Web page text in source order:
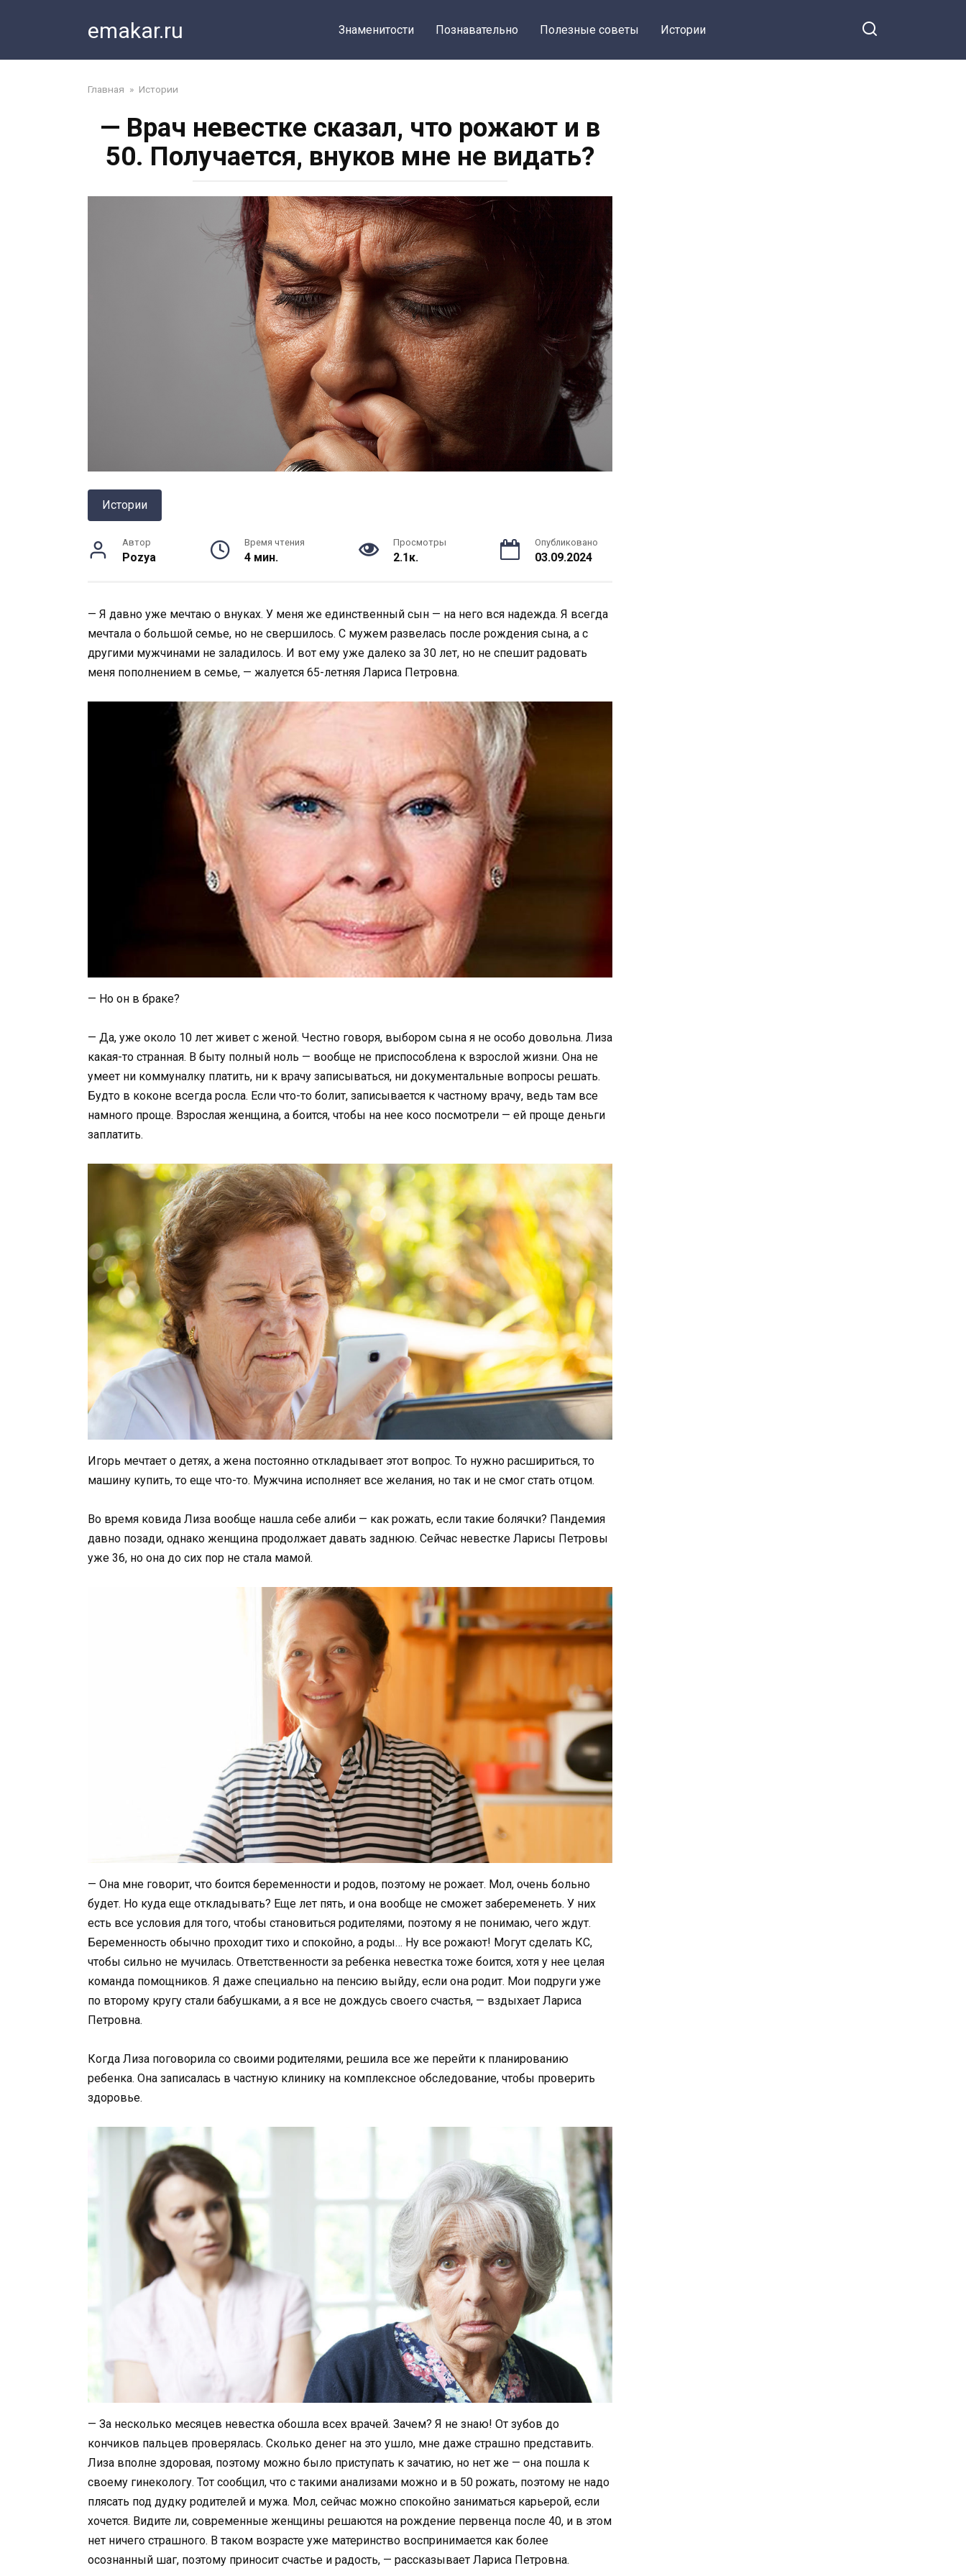
emakar.ru Знаменитости Познавательно Полезные советы Истории
Главная » Истории
— Врач невестке сказал, что рожают и в
50. Получается, внуков мне не видать?
Истории
Автор
Pozya
Время чтения
4 мин.
Просмотры
2.1к.
Опубликовано
03.09.2024
— Я давно уже мечтаю о внуках. У меня же единственный сын — на него вся надежда. Я всегда
мечтала о большой семье, но не свершилось. С мужем развелась после рождения сына, а с
другими мужчинами не заладилось. И вот ему уже далеко за 30 лет, но не спешит радовать
меня пополнением в семье, — жалуется 65-летняя Лариса Петровна.
— Но он в браке?
— Да, уже около 10 лет живет с женой. Честно говоря, выбором сына я не особо довольна. Лиза
какая-то странная. В быту полный ноль — вообще не приспособлена к взрослой жизни. Она не
умеет ни коммуналку платить, ни к врачу записываться, ни документальные вопросы решать.
Будто в коконе всегда росла. Если что-то болит, записывается к частному врачу, ведь там все
намного проще. Взрослая женщина, а боится, чтобы на нее косо посмотрели — ей проще деньги
заплатить.
Игорь мечтает о детях, а жена постоянно откладывает этот вопрос. То нужно расшириться, то
машину купить, то еще что-то. Мужчина исполняет все желания, но так и не смог стать отцом.
Во время ковида Лиза вообще нашла себе алиби — как рожать, если такие болячки? Пандемия
давно позади, однако женщина продолжает давать заднюю. Сейчас невестке Ларисы Петровы
уже 36, но она до сих пор не стала мамой.
— Она мне говорит, что боится беременности и родов, поэтому не рожает. Мол, очень больно
будет. Но куда еще откладывать? Еще лет пять, и она вообще не сможет забеременеть. У них
есть все условия для того, чтобы становиться родителями, поэтому я не понимаю, чего ждут.
Беременность обычно проходит тихо и спокойно, а роды… Ну все рожают! Могут сделать КС,
чтобы сильно не мучилась. Ответственности за ребенка невестка тоже боится, хотя у нее целая
команда помощников. Я даже специально на пенсию выйду, если она родит. Мои подруги уже
по второму кругу стали бабушками, а я все не дождусь своего счастья, — вздыхает Лариса
Петровна.
Когда Лиза поговорила со своими родителями, решила все же перейти к планированию
ребенка. Она записалась в частную клинику на комплексное обследование, чтобы проверить
здоровье.
— За несколько месяцев невестка обошла всех врачей. Зачем? Я не знаю! От зубов до
кончиков пальцев проверялась. Сколько денег на это ушло, мне даже страшно представить.
Лиза вполне здоровая, поэтому можно было приступать к зачатию, но нет же — она пошла к
своему гинекологу. Тот сообщил, что с такими анализами можно и в 50 рожать, поэтому не надо
плясать под дудку родителей и мужа. Мол, сейчас можно спокойно заниматься карьерой, если
хочется. Видите ли, современные женщины решаются на рождение первенца после 40, и в этом
нет ничего страшного. В таком возрасте уже материнство воспринимается как более
осознанный шаг, поэтому приносит счастье и радость, — рассказывает Лариса Петровна.